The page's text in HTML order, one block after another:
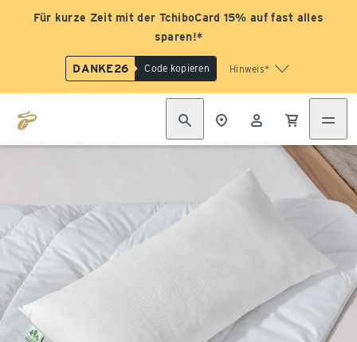
Für kurze Zeit mit der TchiboCard 15% auf fast alles
sparen!*
DANKE26 Code kopieren Hinweis*